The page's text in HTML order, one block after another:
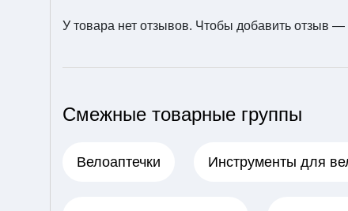
спрей, 50 мл (Арт. 640
У товара нет отзывов. Чтобы добавить отзыв —
Смежные товарные группы
Велоаптечки Инструменты для